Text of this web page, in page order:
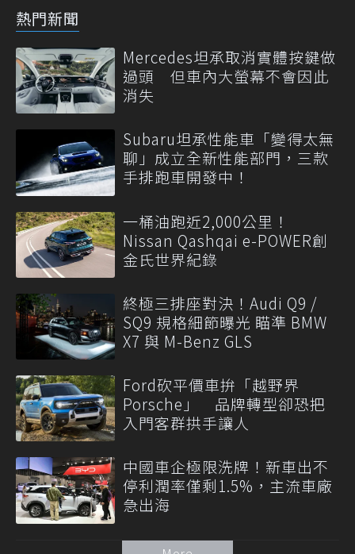
熱門新聞
Mercedes坦承取消實體按鍵做
過頭 但車內大螢幕不會因此
消失
Subaru坦承性能車「變得太無
聊」成立全新性能部門，三款
手排跑車開發中！
一桶油跑近2,000公里！
Nissan Qashqai e-POWER創
金氏世界紀錄
終極三排座對決！Audi Q9 /
SQ9 規格細節曝光 瞄準 BMW
X7 與 M-Benz GLS
Ford砍平價車拚「越野界
Porsche」 品牌轉型卻恐把
入門客群拱手讓人
中國車企極限洗牌！新車出不
停利潤率僅剩1.5%，主流車廠
急出海